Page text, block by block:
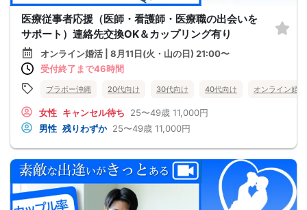
医療従事者応援（医師・看護師・医療職の出会いを
サポート）連絡先交換OK＆カップリング有り
オンライン婚活 | 8月11日(火・山の日) 21:00〜
受付終了まで46時間
ブラボー沖縄 20代向け 30代向け 40代向け オンライン婚活
女性 キャンセル待ち 25〜49歳 11,000円
男性 残りわずか 25〜49歳 11,000円